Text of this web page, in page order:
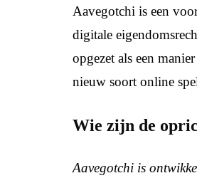
Aavegotchi is een
digitale
opgezet als een
nieuw soort online
Wie zijn de
Aavegotchi is